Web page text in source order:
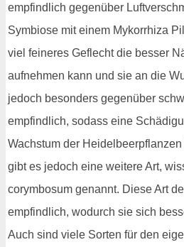
empfindlich gegenüber
Symbiose mit einem Mykorrhiza
viel feineres Geflecht die besser
aufnehmen kann und sie an die
jedoch besonders gegenüber
empfindlich, sodass eine
Wachstum der
gibt es jedoch eine weitere Art,
corymbosum genannt. Diese Art
empfindlich, wodurch sie sich
Auch sind viele Sorten für den